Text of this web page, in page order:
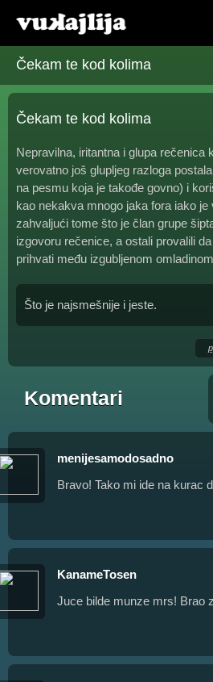
Čekam te kod kolima
Čekam te kod kolima
Nepravilna, iritantna i glupa rečenica
verovatno još glupljeg razloga
na pesmu koja je takođe govno) i
kao nekakva mnogo jaka fora iako
zahvaljući tome što je član grupe
izgovoru rečenice, a ostali provalili
prihvati među izgubljenom
Što je najsmešnije i jeste.
Komentari
menijesamodosadno
Bravo! Tako mi ide na kurac
KanameTosen
Juce bilde munze mrs! Brao